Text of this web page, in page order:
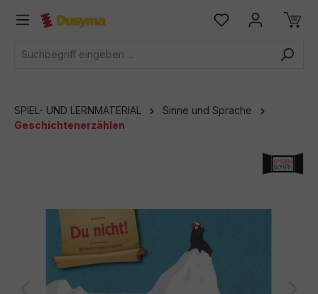
springen
SPIEL- UND LERNMATERIAL
Sinne und Sprache
Geschichtenerzählen
Bildergalerie überspringen